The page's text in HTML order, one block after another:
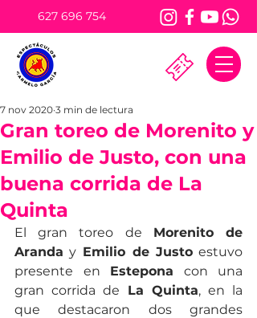
627 696 754
Gran toreo de Morenito y
Emilio de Justo, con una
buena corrida de La
Quinta
7 nov 2020 3 min de lectura
El gran toreo de Morenito de
Aranda y Emilio de Justo estuvo
presente en Estepona con una
gran corrida de La Quinta, en la
que destacaron dos grandes